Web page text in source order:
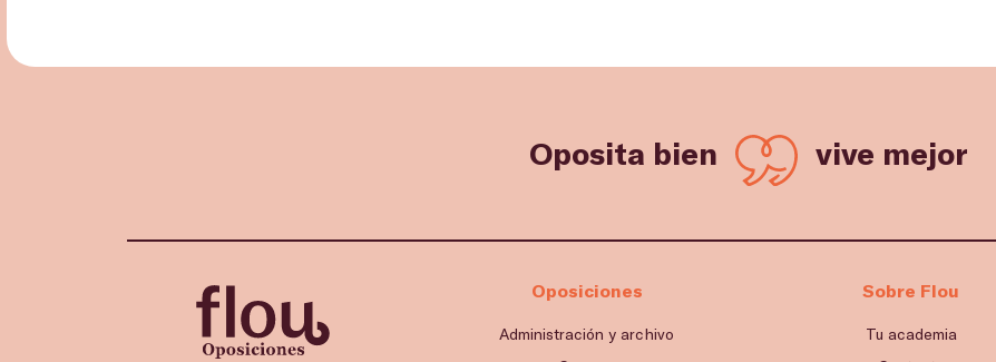
Oposita bien vive mejor
Oposiciones
Administración y archivo
Sobre Flou
Tu academia